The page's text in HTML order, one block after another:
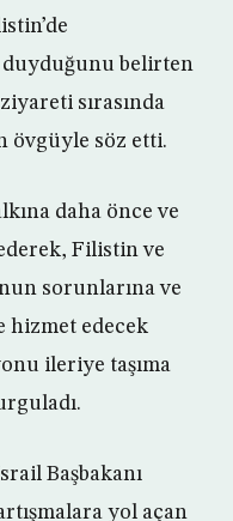
duyduğunu belirten
sırasında
övgüyle söz etti.
daha önce ve
Filistin ve
sorunlarına ve
hizmet edecek
ileriye taşıma
Başbakanı
yol açan